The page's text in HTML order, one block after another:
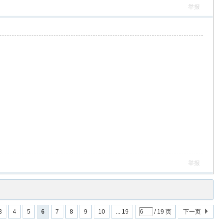
举报
举报
4 5 6 7 8 9 10 ... 19 / 19 页 下一页